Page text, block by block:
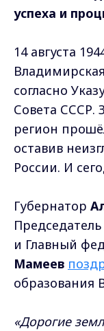
успеха и
14 августа
согласно
Совета СССР.
регион
оставив
России. И
Губернатор
и Главный
Мамеев
образования
«Дорогие